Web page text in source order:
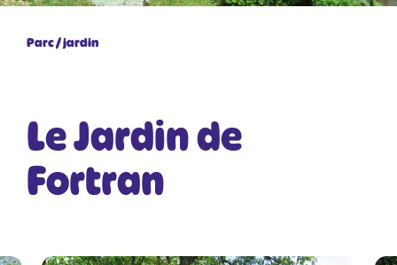
Parc / jardin
Le Jardin de
Fortran